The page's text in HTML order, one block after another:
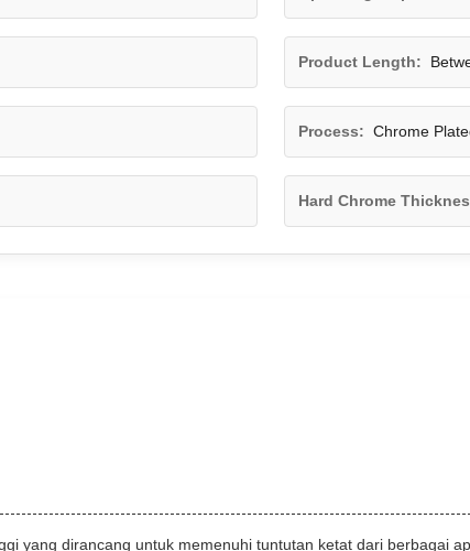
Product Length:
Process: Chrome
Hard Chrome
yang dirancang untuk memenuhi tuntutan ketat dari berbagai